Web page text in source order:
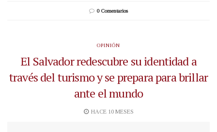
0 Comentarios
OPINIÓN
El Salvador redescubre su identidad a
través del turismo y se prepara para brillar
ante el mundo
HACE 10 MESES